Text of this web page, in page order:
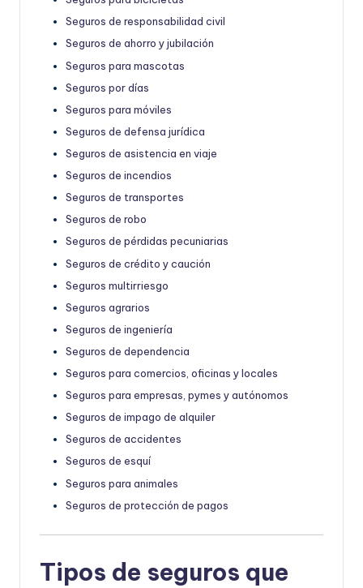
Seguros de responsabilidad civil
Seguros de ahorro y jubilación
Seguros para mascotas
Seguros por días
Seguros para móviles
Seguros de defensa jurídica
Seguros de asistencia en viaje
Seguros de incendios
Seguros de transportes
Seguros de robo
Seguros de pérdidas pecuniarias
Seguros de crédito y caución
Seguros multirriesgo
Seguros agrarios
Seguros de ingeniería
Seguros de dependencia
Seguros para comercios, oficinas y locales
Seguros para empresas, pymes y autónomos
Seguros de impago de alquiler
Seguros de accidentes
Seguros de esquí
Seguros para animales
Seguros de protección de pagos
Tipos de seguros que